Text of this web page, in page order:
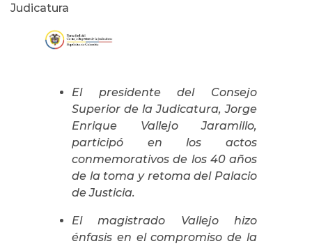
Judicatura
El presidente del Consejo
Superior de la Judicatura, Jorge
Enrique Vallejo Jaramillo,
participó en los actos
conmemorativos de los 40 años
de la toma y retoma del Palacio
de Justicia.
El magistrado Vallejo hizo
énfasis en el compromiso de la